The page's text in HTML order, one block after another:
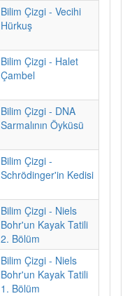
Bilim Çizgi - Vecihi
Hürkuş
Bilim Çizgi - Halet
Çambel
Bilim Çizgi - DNA
Sarmalının Öyküsü
Bilim Çizgi -
Schrödinger'in Kedisi
Bilim Çizgi - Niels
Bohr'un Kayak Tatili
2. Bölüm
Bilim Çizgi - Niels
Bohr'un Kayak Tatili
1. Bölüm